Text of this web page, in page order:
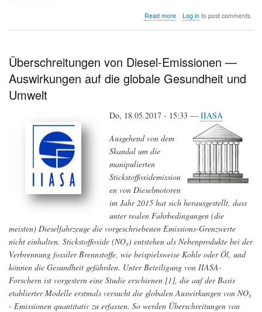
Read moreabout
zur
(Teil
Ergebnisse
›Special
Eurobarometer
Umfrage
Log into post comments
Überschreitungen von Diesel-Emissionen —
Auswirkungen auf die globale Gesundheit und
Umwelt
Do, 18.05.2017 - 15:33 — IIASA
Ausgehend von dem
Skandal um die
manipulierten
Stickstoffoxidemission
en von Dieselmotoren
im Jahr 2015 hat sich herausgestellt, dass
unter realen Fahrbedingungen (die
meisten) Dieselfahrzeuge die vorgeschriebenen Emissions-Grenzwerte
nicht einhalten. Stickstoffoxide (NOx) entstehen als Nebenprodukte bei der
Verbrennung fossiler Brennstoffe, wie beispielsweise Kohle oder Öl, und
können die Gesundheit gefährden. Unter Beteiligung von IIASA-
Forschern ist vorgestern eine Studie erschienen [1], die auf der Basis
etablierter Modelle erstmals versucht die globalen Auswirkungen von NOx
- Emissionen quantitativ zu erfassen. So werden Überschreitungen von